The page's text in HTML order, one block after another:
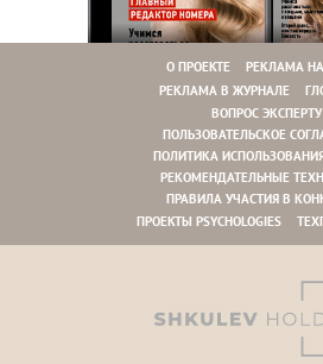
О ПРОЕКТЕ
РЕКЛАМА
РЕКЛАМА В ЖУРНАЛЕ
ВОПРОС ЭКСПЕРТУ
ПОЛЬЗОВАТЕЛЬСКОЕ
ПОЛИТИКА ИСПОЛЬЗОВАНИЯ
РЕКОМЕНДАТЕЛЬНЫЕ
ПРАВИЛА УЧАСТИЯ В
ПРОЕКТЫ PSYCHOLOGIES